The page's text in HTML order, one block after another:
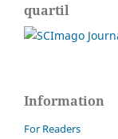
quartil
Information
For Readers